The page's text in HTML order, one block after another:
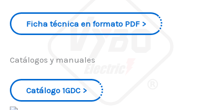
Ficha técnica en formato PDF
Catálogos y manuales
Catálogo 1GDC